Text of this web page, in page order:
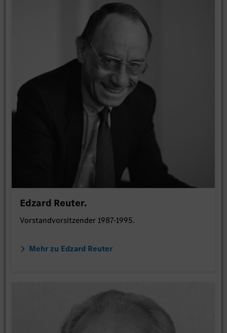
Edzard Reuter.
Vorstandvorsitzender 1987-1995.
Mehr zu Edzard Reuter